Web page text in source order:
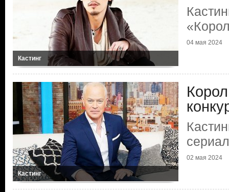
Кастинг
04 мая 2024
Кастинг
02 мая 2024